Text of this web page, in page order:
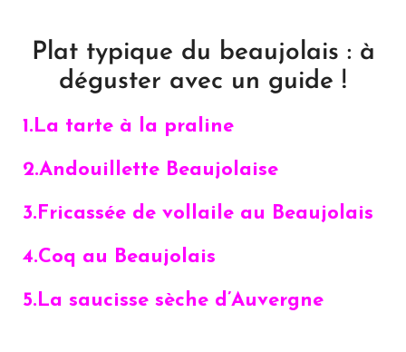
Plat typique du beaujolais : à
déguster avec un guide !
1.La tarte à la praline
2.Andouillette Beaujolaise
3.Fricassée de vollaile au Beaujolais
4.Coq au Beaujolais
5.La saucisse sèche d’Auvergne